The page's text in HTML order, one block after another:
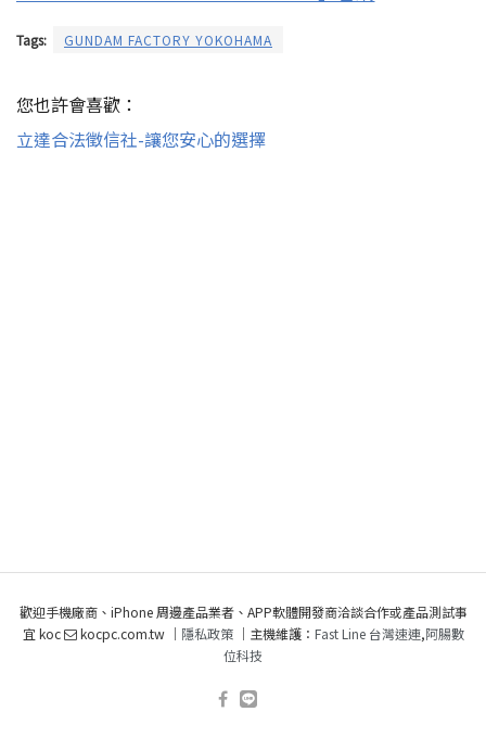
Tags: GUNDAM FACTORY YOKOHAMA
您也許會喜歡：
立達合法徵信社-讓您安心的選擇
歡迎手機廠商、iPhone 周邊產品業者、APP軟體開發商洽談合作或產品測試事
宜 koc
kocpc.com.tw ｜ 隱私政策｜主機維護： Fast Line 台灣速連,阿腸數
位科技